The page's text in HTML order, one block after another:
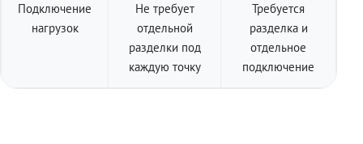
Подключение
нагрузок
Не требует
отдельной
разделки под
каждую точку
Требуется
разделка и
отдельное
подключение